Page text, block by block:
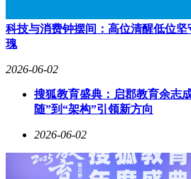
科技与消费钟摆间：高位清醒低位
瑰
2026-06-02
搜狐教育盛典：启郡教育余志
随”到“架构”引领新方向
2026-06-02